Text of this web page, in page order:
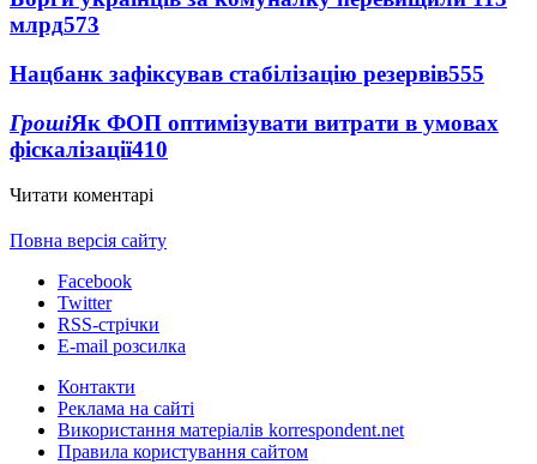
млрд573
Нацбанк зафіксував стабілізацію резервів555
ГрошіЯк ФОП оптимізувати витрати в умовах
фіскалізації410
Читати коментарі
Повна версія сайту
Facebook
Twitter
RSS-стрічки
E-mail розсилка
Контакти
Реклама на сайті
Використання матеріалів korrespondent.net
Правила користування сайтом